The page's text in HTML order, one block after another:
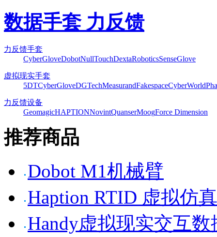
数据手套 力反馈
力反馈手套
CyberGloveDobotNullTouchDextaRoboticsSenseGlove
虚拟现实手套
5DTCyberGloveDGTechMeasurandFakespaceCyberWorld
力反馈设备
GeomagicHAPTIONNovintQuanserMoogForce Dimension
推荐商品
Dobot M1机械臂
Haption RTID 虚拟仿
Handy虚拟现实交互数